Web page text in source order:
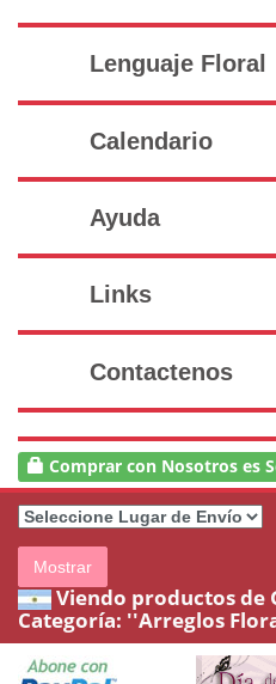
Lenguaje Floral
Calendario
Ayuda
Links
Contactenos
Comprar con Nosotros es
Mostrar
Viendo productos de
Categoría: ''Arreglos